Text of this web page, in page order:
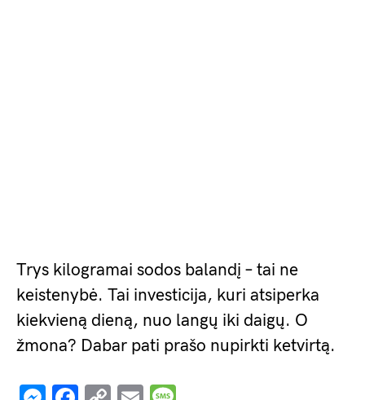
Trys kilogramai sodos balandį – tai ne
keistenybė. Tai investicija, kuri atsiperka
kiekvieną dieną, nuo langų iki daigų. O
žmona? Dabar pati prašo nupirkti ketvirtą.